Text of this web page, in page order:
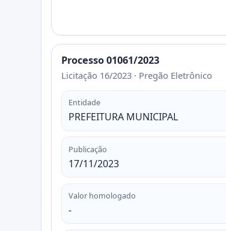
Processo 01061/2023
Licitação 16/2023 · Pregão Eletrônico
Entidade
PREFEITURA MUNICIPAL
Publicação
17/11/2023
Valor homologado
-